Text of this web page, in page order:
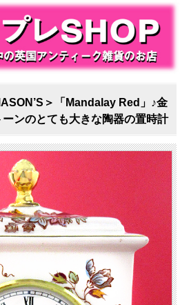
＞「Mandalay Red」♪金
ンのとても大きな陶器の置時計